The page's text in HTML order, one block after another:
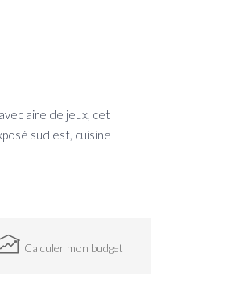
aire de jeux, cet
sud est, cuisine
Calculer mon budget